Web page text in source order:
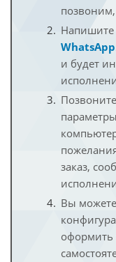
Напишите
WhatsApp
и будет
заказ,
Вы
оформить